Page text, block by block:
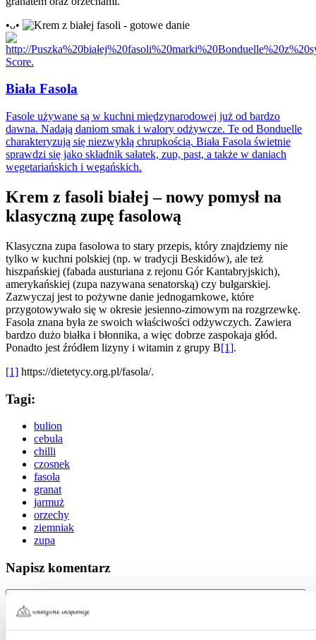
•ᴗ•
Biała Fasola
Fasole używane są w kuchni międzynarodowej już od bardzo
dawna. Nadają daniom smak i walory odżywcze. Te od Bonduelle
charakteryzują się niezwykłą chrupkością. Biała Fasola świetnie
sprawdzi się jako składnik sałatek, zup, past, a także w daniach
wegetariańskich i wegańskich.
Krem z fasoli białej – nowy pomysł na
klasyczną zupę fasolową
Klasyczna zupa fasolowa to stary przepis, który znajdziemy nie
tylko w kuchni polskiej (np. w tradycji Beskidów), ale też
hiszpańskiej (fabada austuriana z rejonu Gór Kantabryjskich),
amerykańskiej (zupa nazywana senatorską) czy bułgarskiej.
Zazwyczaj jest to pożywne danie jednogarnkowe, które
przygotowywało się w okresie jesienno-zimowym na rozgrzewkę.
Fasola znana była ze swoich właściwości odżywczych. Zawiera
bardzo dużo białka i błonnika, a więc dobrze zaspokaja głód.
Ponadto jest źródłem lizyny i witamin z grupy B[1].
[1] https://dietetycy.org.pl/fasola/.
Tagi:
bulion
cebula
chilli
czosnek
fasola
granat
jarmuż
orzechy
ziemniak
zupa
Napisz komentarz